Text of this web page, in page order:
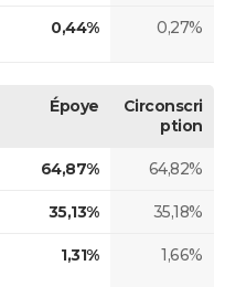
0,44% 0,27%
Époye
Circonscri
ption
64,87% 64,82%
35,13% 35,18%
1,31% 1,66%